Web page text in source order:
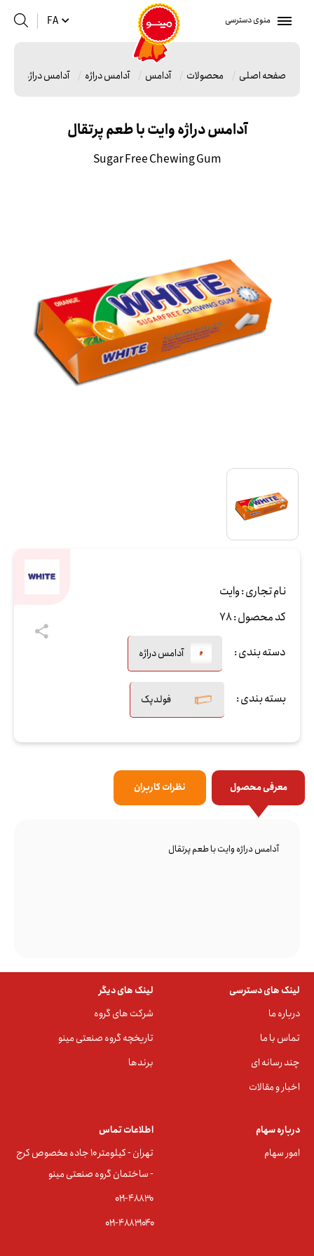
منوی دسترسی FA
صفحه اصلی محصولات آدامس آدامس دراژه آدامس دراژه وایت
آدامس دراژه وایت با طعم پرتقال
Sugar Free Chewing Gum
نام تجاری :وایت
کد محصول :78
دسته بندی : آدامس دراژه
بسته بندی : فولدپک
معرفی محصول نظرات کاربران
آدامس دراژه وایت با طعم پرتقال
لینک های دسترسی
درباره ما
تماس با ما
چند رسانه ای
اخبار و مقالات
لینک های دیگر
شرکت های گروه
تاریخچه گروه صنعتی مینو
برندها
درباره سهام
امور سهام
اطلاعات تماس
تهران - کیلومتر ۱۰ جاده مخصوص کرج
- ساختمان گروه صنعتی مینو
۰۲۱-۴۸۸۳0
۰۲۱-۴۸۸۳۱۰۴۰